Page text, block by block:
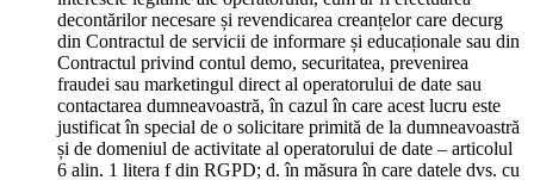
decontărilor necesare și revendicarea creanțelor care decurg
din Contractul de servicii de informare și educaționale sau din
Contractul privind contul demo, securitatea, prevenirea
fraudei sau marketingul direct al operatorului de date sau
contactarea dumneavoastră, în cazul în care acest lucru este
justificat în special de o solicitare primită de la dumneavoastră
și de domeniul de activitate al operatorului de date – articolul
6 alin. 1 litera f din RGPD; d. în măsura în care datele dvs. cu